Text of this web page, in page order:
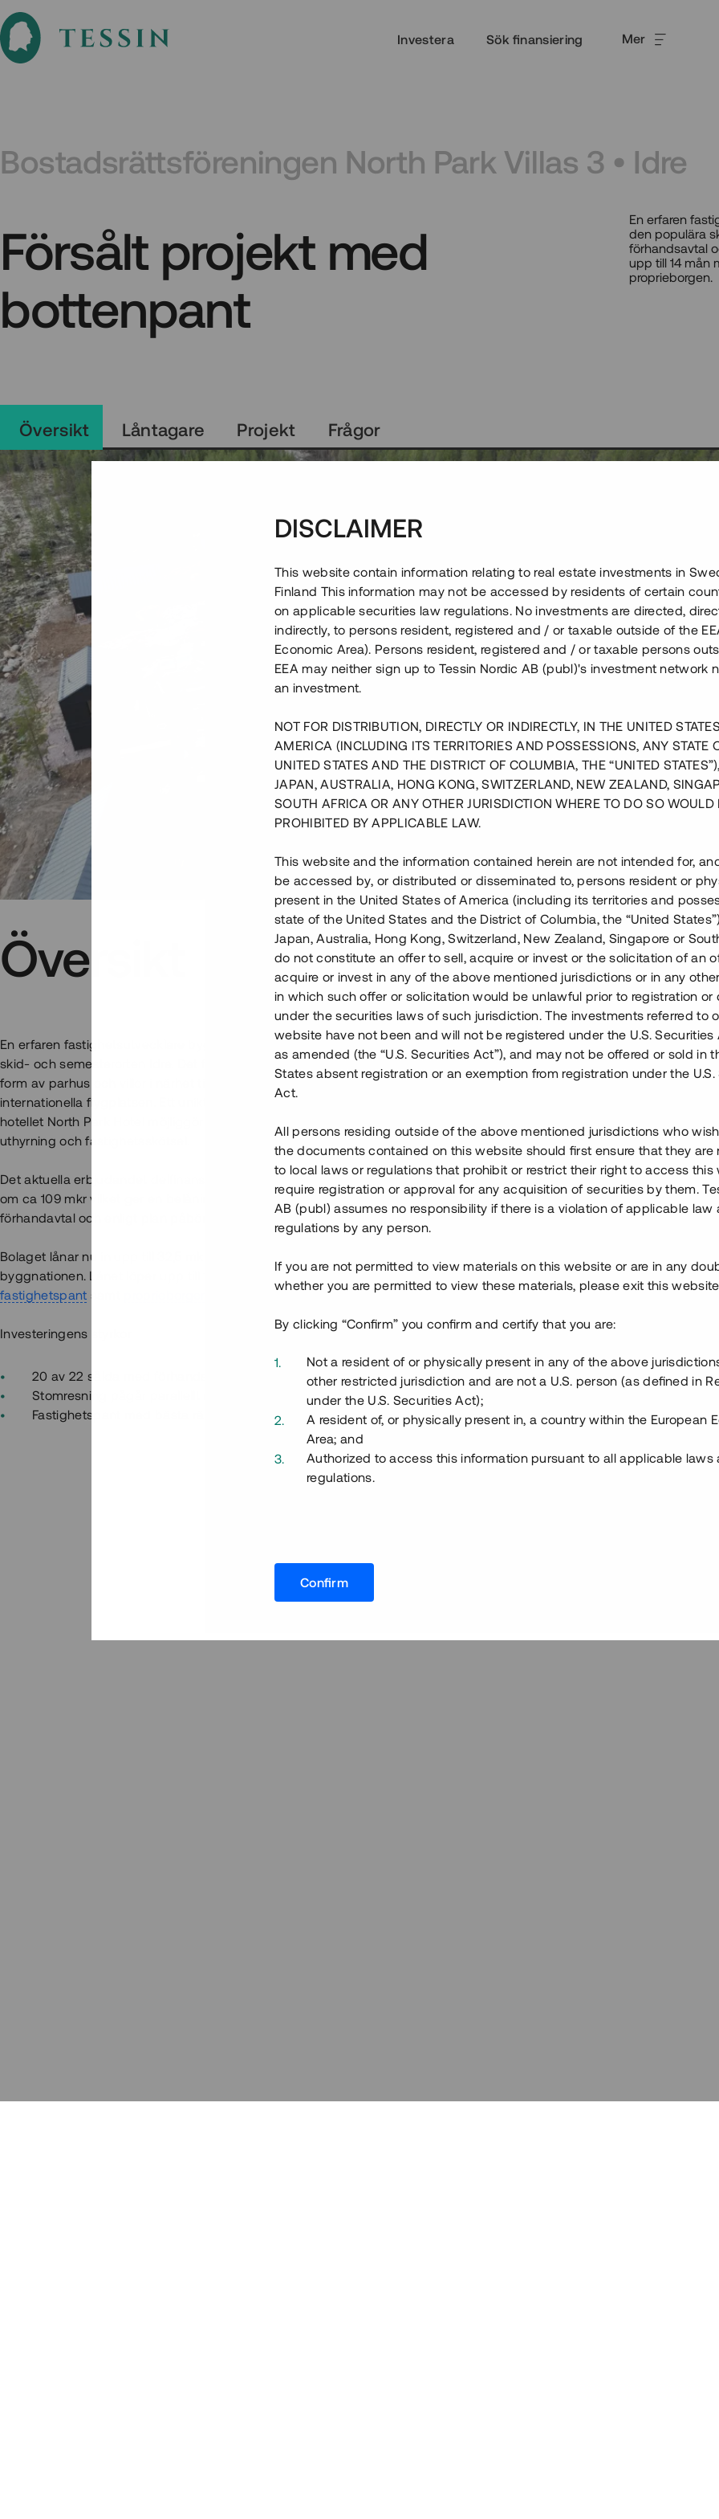
Investera Sök finansiering Mer
Bostadsrättsföreningen North Park Villas 3 • Idre
Försålt projekt med
bottenpant
En erfaren
den populära
förhandsavtal
upp till 14 mån
proprieborgen.
Översikt Låntagare Projekt Frågor
Översikt
En erfaren fastighetsutvecklare bygger nu bostadsområdet North Park Villas i den populära
skid- och semesterorten Idre. Det färdigställda projektet kommer att bestå av 45 bostäder i
form av parhus och villor i närhet till centrala Idre, Himmelfjäll Idrefjällen Golfklubb samt den
internationella flygplatsen. Ett unikt serviceerbjudande i samarbete med det närliggande
hotellet North Park Hotel möjliggör b l a tillgång till hotellets faciliteter samt möjlighet till
uthyrning och fastighetsskötsel.
Det aktuella erbjudandet delfinansierar uppförandet av 22 bostäder med ett intäktsvärde
om ca 109 mkr vilket ger en belåningsgrad (LTGDV) om ca 37%. 20 bostäder är sålda med
förhandavtal och enligt plan påbörjas bostäderna tillträdas löpande fr.o.m. Q1 2023.
Bolaget lånar nu in upp till 32,5 mkr för att refinansiera ett befintligt lån samt delfinansiera
byggnationen. Lånet löper upp till 14 mån med 10% årsränta och säkerställs med
fastighetspant samt
Investeringens styrkor
20 av 22 sålda med förhandsavtal
Stomresning pågår parallellt med interiört arbete
Fastighetspant med bästa rätt
DISCLAIMER
This website contain information relating to real estate investments in
Finland This information may not be accessed by residents of certain
on applicable securities law regulations. No investments are directed,
indirectly, to persons resident, registered and / or taxable outside of the
Economic Area). Persons resident, registered and / or taxable persons
EEA may neither sign up to Tessin Nordic AB (publ)'s investment network
an investment.
NOT FOR DISTRIBUTION, DIRECTLY OR INDIRECTLY, IN THE UNITED
AMERICA (INCLUDING ITS TERRITORIES AND POSSESSIONS, ANY STATE
UNITED STATES AND THE DISTRICT OF COLUMBIA, THE “UNITED
JAPAN, AUSTRALIA, HONG KONG, SWITZERLAND, NEW ZEALAND,
SOUTH AFRICA OR ANY OTHER JURISDICTION WHERE TO DO SO WOULD
PROHIBITED BY APPLICABLE LAW.
This website and the information contained herein are not intended for,
be accessed by, or distributed or disseminated to, persons resident or
present in the United States of America (including its territories and
state of the United States and the District of Columbia, the “United
Japan, Australia, Hong Kong, Switzerland, New Zealand, Singapore or
do not constitute an offer to sell, acquire or invest or the solicitation of an
acquire or invest in any of the above mentioned jurisdictions or in any
in which such offer or solicitation would be unlawful prior to registration or
under the securities laws of such jurisdiction. The investments referred to
website have not been and will not be registered under the U.S. Securities
as amended (the “U.S. Securities Act”), and may not be offered or sold in
States absent registration or an exemption from registration under the U.S.
Act.
All persons residing outside of the above mentioned jurisdictions who
the documents contained on this website should first ensure that they are
to local laws or regulations that prohibit or restrict their right to access this
require registration or approval for any acquisition of securities by them.
AB (publ) assumes no responsibility if there is a violation of applicable law
regulations by any person.
If you are not permitted to view materials on this website or are in any
whether you are permitted to view these materials, please exit this
By clicking “Confirm” you confirm and certify that you are:
Not a resident of or physically present in any of the above
other restricted jurisdiction and are not a U.S. person (as defined in
under the U.S. Securities Act);
A resident of, or physically present in, a country within the European
Area; and
Authorized to access this information pursuant to all applicable laws
regulations.
Confirm